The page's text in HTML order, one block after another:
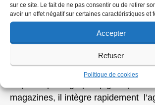
sur ce site. Le fait de ne pas consentir ou de retirer
avoir un effet négatif sur certaines caractéristiques et
Accepter
Refuser
Politique de cookies
passe donc sa jeunesse dans des
que favorables avant de devenir «
en 1975. Diplômé de l’université en
à 26 ans.
magazines, il intègre rapidement